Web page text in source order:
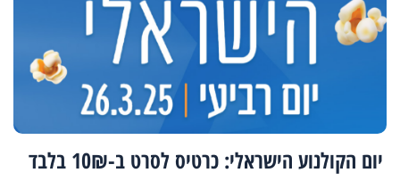
יום הקולנוע הישראלי: כרטיס לסרט ב-10₪ בלבד